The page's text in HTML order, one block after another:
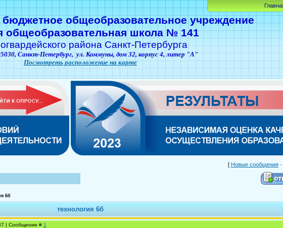
бюджетное общеобразовательное учреждение
общеобразовательная школа № 141
района Санкт-Петербурга
Санкт-Петербург, ул. Коммуны, дом 32, корпус 4, литер "А"
Посмотреть расположение на карте
[ Новые сообщения·
6б
технология 6б
| Сообщение # 1